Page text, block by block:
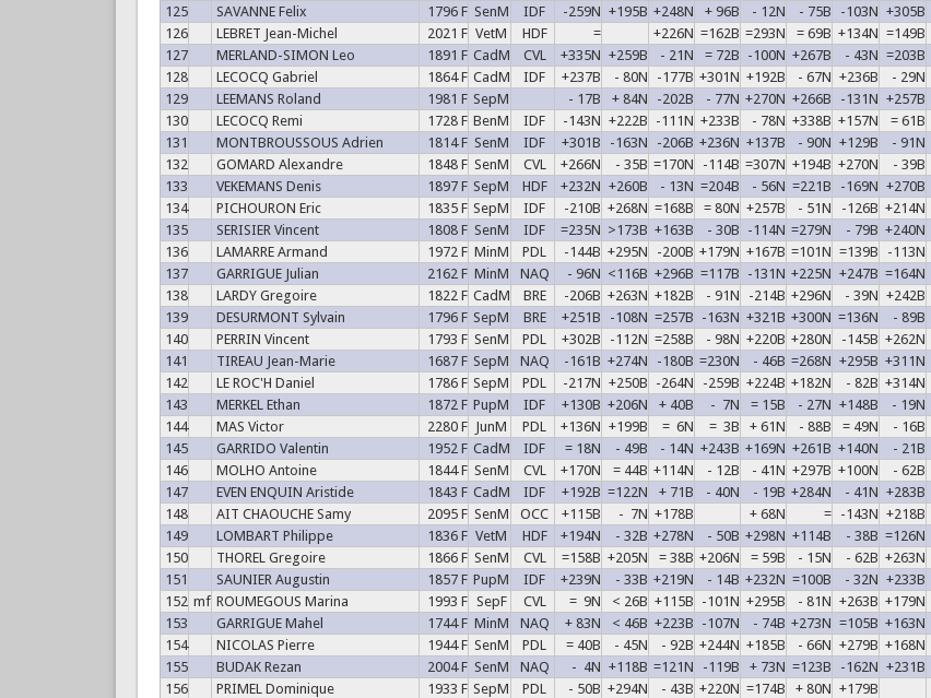
125
SAVANNE Felix 1796 F SenM IDF -259N +195B +248N + 96B - 12N - 75B -103N +305B
126
LEBRET Jean-Michel 2021 F VetM HDF = +226N =162B =293N = 69B +134N =149B
127
MERLAND-SIMON Leo 1891 F CadM CVL +335N +259B - 21N = 72B -100N +267B - 43N =203B
128
LECOCQ Gabriel 1864 F CadM IDF +237B - 80N -177B +301N +192B - 67N +236B - 29N
129
LEEMANS Roland 1981 F SepM - 17B + 84N -202B - 77N +270N +266B -131N +257B
130
LECOCQ Remi 1728 F BenM IDF -143N +222B -111N +233B - 78N +338B +157N = 61B
131
MONTBROUSSOUS Adrien 1814 F SenM IDF +301B -163N -206B +236N +137B - 90N +129B - 91N
132
GOMARD Alexandre 1848 F SenM CVL +266N - 35B =170N -114B =307N +194B +270N - 39B
133
VEKEMANS Denis 1897 F SepM HDF +232N +260B - 13N =204B - 56N =221B -169N +270B
134
PICHOURON Eric 1835 F SepM IDF -210B +268N =168B = 80N +257B - 51N -126B +214N
135
SERISIER Vincent 1808 F SenM IDF =235N >173B +163B - 30B -114N =279N - 79B +240N
136
LAMARRE Armand 1972 F MinM PDL -144B +295N -200B +179N +167B =101N =139B -113N
137
GARRIGUE Julian 2162 F MinM NAQ - 96N <116B +296B =117B -131N +225N +247B =164N
138
LARDY Gregoire 1822 F CadM BRE -206B +263N +182B - 91N -214B +296N - 39N +242B
139
DESURMONT Sylvain 1796 F SepM BRE +251B -108N =257B -163N +321B +300N =136N - 89B
140
PERRIN Vincent 1793 F SenM PDL +302B -112N =258B - 98N +220B +280N -145B +262N
141
TIREAU Jean-Marie 1687 F SepM NAQ -161B +274N -180B =230N - 46B =268N +295B +311N
142
LE ROC'H Daniel 1786 F SepM PDL -217N +250B -264N -259B +224B +182N - 82B +314N
143
MERKEL Ethan 1872 F PupM IDF +130B +206N + 40B - 7N = 15B - 27N +148B - 19N
144
MAS Victor 2280 F JunM PDL +136N +199B = 6N = 3B + 61N - 88B = 49N - 16B
145
GARRIDO Valentin 1952 F CadM IDF = 18N - 49B - 14N +243B +169N +261B +140N - 21B
146
MOLHO Antoine 1844 F SenM CVL +170N = 44B +114N - 12B - 41N +297B +100N - 62B
147
EVEN ENQUIN Aristide 1843 F CadM IDF +192B =122N + 71B - 40N - 19B +284N - 41N +283B
148
AIT CHAOUCHE Samy 2095 F SenM OCC +115B - 7N +178B + 68N = -143N +218B
149
LOMBART Philippe 1836 F VetM HDF +194N - 32B +278N - 50B +298N +114B - 38B =126N
150
THOREL Gregoire 1866 F SenM CVL =158B +205N = 38B +206N = 59B - 15N - 62B +263N
151
SAUNIER Augustin 1857 F PupM IDF +239N - 33B +219N - 14B +232N =100B - 32N +233B
152 mf ROUMEGOUS Marina 1993 F SepF CVL = 9N < 26B +115B -101N +295B - 81N +263B +179N
153
GARRIGUE Mahel 1744 F MinM NAQ + 83N < 46B +223B -107N - 74B +273N =105B +163N
154
NICOLAS Pierre 1944 F SenM PDL = 40B - 45N - 92B +244N +185B - 66N +279B +168N
155
BUDAK Rezan 2004 F SenM NAQ - 4N +118B =121N -119B + 73N =123B -162N +231B
156
PRIMEL Dominique 1933 F SepM PDL - 50B +294N - 43B +220N =174B + 80N +179B